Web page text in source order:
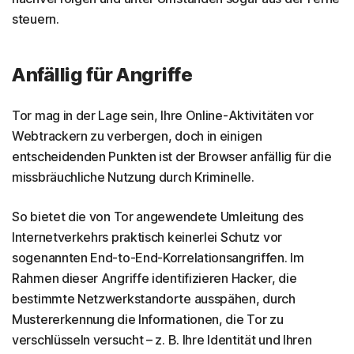
steuern.
Anfällig für Angriffe
Tor mag in der Lage sein, Ihre Online-Aktivitäten vor
Webtrackern zu verbergen, doch in einigen
entscheidenden Punkten ist der Browser anfällig für die
missbräuchliche Nutzung durch Kriminelle.
So bietet die von Tor angewendete Umleitung des
Internetverkehrs praktisch keinerlei Schutz vor
sogenannten End-to-End-Korrelationsangriffen. Im
Rahmen dieser Angriffe identifizieren Hacker, die
bestimmte Netzwerkstandorte ausspähen, durch
Mustererkennung die Informationen, die Tor zu
verschlüsseln versucht – z. B. Ihre Identität und Ihren